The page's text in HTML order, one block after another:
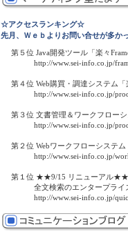
☆アクセスランキング☆
先月、Ｗｅｂよりお問い合せが多か
第５位 Java開発ツール「楽々
http://www.sei-info.co.jp/
第４位 Web購買・調達システム「
http://www.sei-info.co.jp/
第３位 文書管理＆ワークフローシ
http://www.sei-info.co.jp/
第２位 Webワークフローシステム
http://www.sei-info.co.jp/
第１位 ★★9/15 リニューアル★★
全文検索のエンタープライ
http://www.sei-info.co.jp/